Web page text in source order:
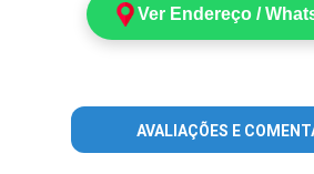
Ver Endereço /
AVALIAÇÕES E